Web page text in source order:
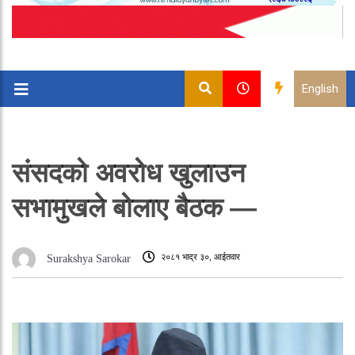
English
संसदको अवरोध खुलाउन
सभामुखले बोलाए बैठक —
Surakshya Sarokar २०८१ भाद्र ३०, आईतवार